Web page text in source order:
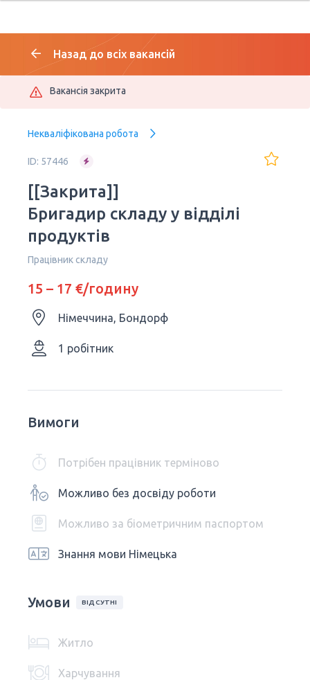
Назад до всіх вакансій
Вакансія закрита
Некваліфікована робота
ID: 57446
[[Закрита]]
Бригадир складу у відділі
продуктів
Працівник складу
15 – 17 €/годину
Німеччина, Бондорф
1 робітник
Вимоги
Потрібен працівник терміново
Можливо без досвіду роботи
Можливо за біометричним паспортом
Знання мови Німецька
Умови ВІДСУТНІ
Житло
Харчування